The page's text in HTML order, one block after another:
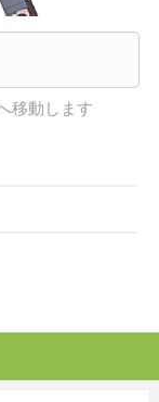
移動します